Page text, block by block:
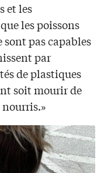
et les
les poissons
pas capables
par
de plastiques
soit mourir de